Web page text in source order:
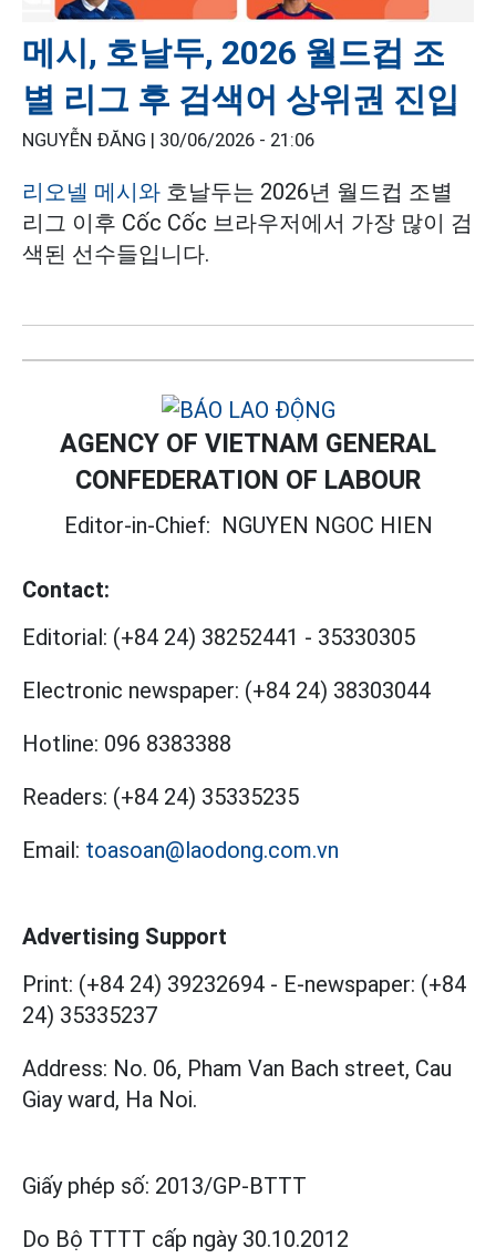
메시, 호날두, 2026 월드컵 조
별 리그 후 검색어 상위권 진입
NGUYỄN ĐĂNG | 30/06/2026 - 21:06
리오넬 메시와 호날두는 2026년 월드컵 조별
리그 이후 Cốc Cốc 브라우저에서 가장 많이 검
색된 선수들입니다.
AGENCY OF VIETNAM GENERAL
CONFEDERATION OF LABOUR
Editor-in-Chief: NGUYEN NGOC HIEN
Contact:
Editorial: (+84 24) 38252441 - 35330305
Electronic newspaper: (+84 24) 38303044
Hotline: 096 8383388
Readers: (+84 24) 35335235
Email: toasoan@laodong.com.vn
Advertising Support
Print: (+84 24) 39232694 - E-newspaper: (+84
24) 35335237
Address: No. 06, Pham Van Bach street, Cau
Giay ward, Ha Noi.
Giấy phép số: 2013/GP-BTTT
Do Bộ TTTT cấp ngày 30.10.2012